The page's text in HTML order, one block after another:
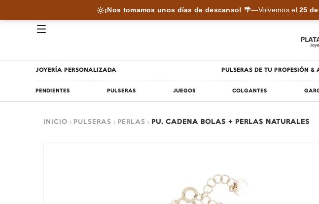
¡Nos tomamos unos días de descanso! 🌴—Volvemos el25
JOYERÍA PERSONALIZADA PULSERAS DE TU PROFESIÓN &
PENDIENTES PULSERAS JUEGOS COLGANTES
INICIO PULSERAS PERLAS PU. CADENA BOLAS + PERLAS NATURALES